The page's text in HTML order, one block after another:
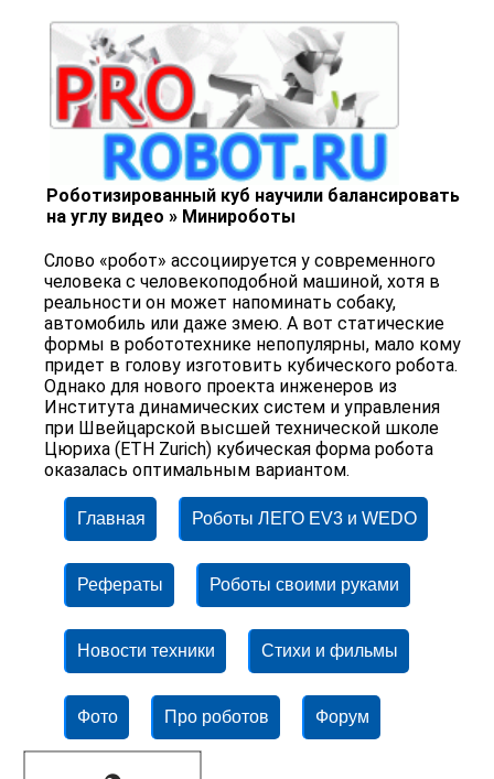
Роботизированный куб научили балансировать
на углу видео » Минироботы
Слово «робот» ассоциируется у современного
человека с человекоподобной машиной, хотя в
реальности он может напоминать собаку,
автомобиль или даже змею. А вот статические
формы в робототехнике непопулярны, мало кому
придет в голову изготовить кубического робота.
Однако для нового проекта инженеров из
Института динамических систем и управления
при Швейцарской высшей технической школе
Цюриха (ETH Zurich) кубическая форма робота
оказалась оптимальным вариантом.
Главная Роботы ЛЕГО EV3 и WEDO
Рефераты Роботы своими руками
Новости техники Стихи и фильмы
Фото Про роботов Форум